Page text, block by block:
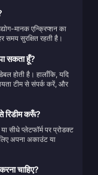
मानक एन्क्रिप्शन का
सुरक्षित रहती है।
सकता हूँ?
होती है। हालाँकि, यदि
टीम से संपर्क करें, और
रिडीम करूँ?
सीधे प्लेटफॉर्म पर प्रोडक्ट
अपना अकाउंट या
चाहिए?